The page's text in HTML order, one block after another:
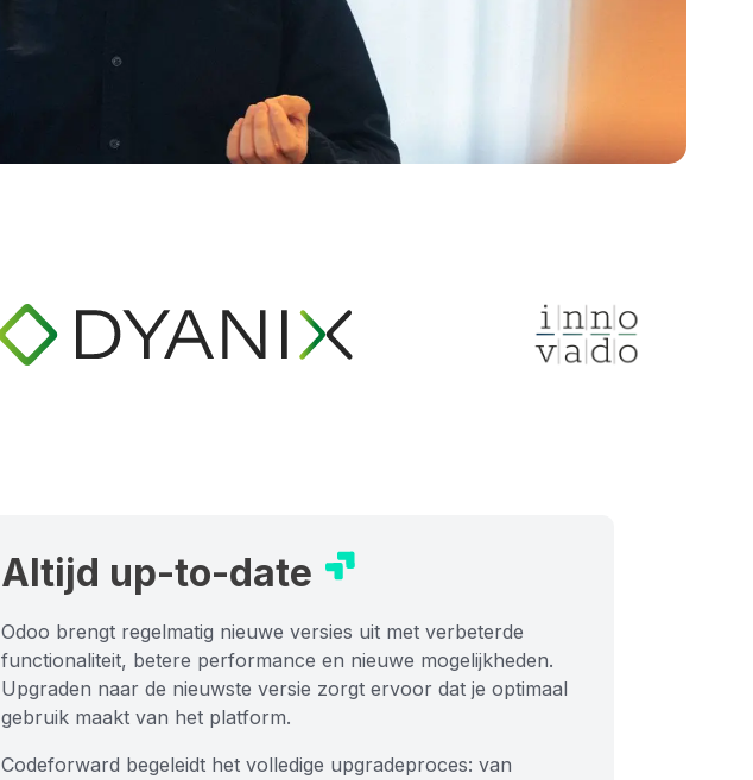
Altijd up-to-date
Odoo brengt regelmatig nieuwe versies uit met verbeterde
functionaliteit, betere performance en nieuwe mogelijkheden.
Upgraden naar de nieuwste versie zorgt ervoor dat je optimaal
gebruik maakt van het platform.
Codeforward begeleidt het volledige upgradeproces: van